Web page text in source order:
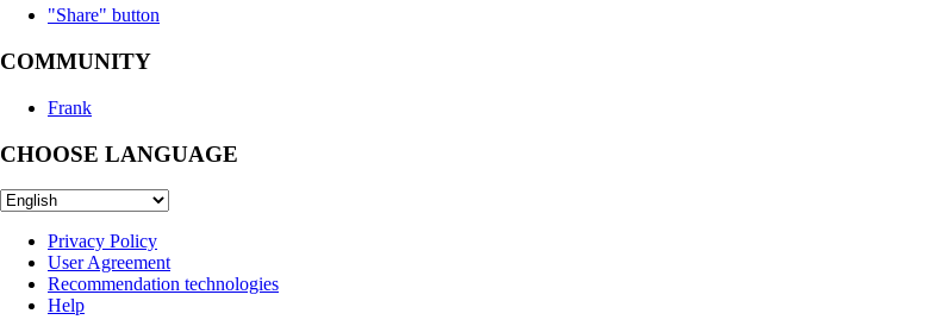
"Share" button
COMMUNITY
Frank
CHOOSE LANGUAGE
Privacy Policy
User Agreement
Recommendation technologies
Help